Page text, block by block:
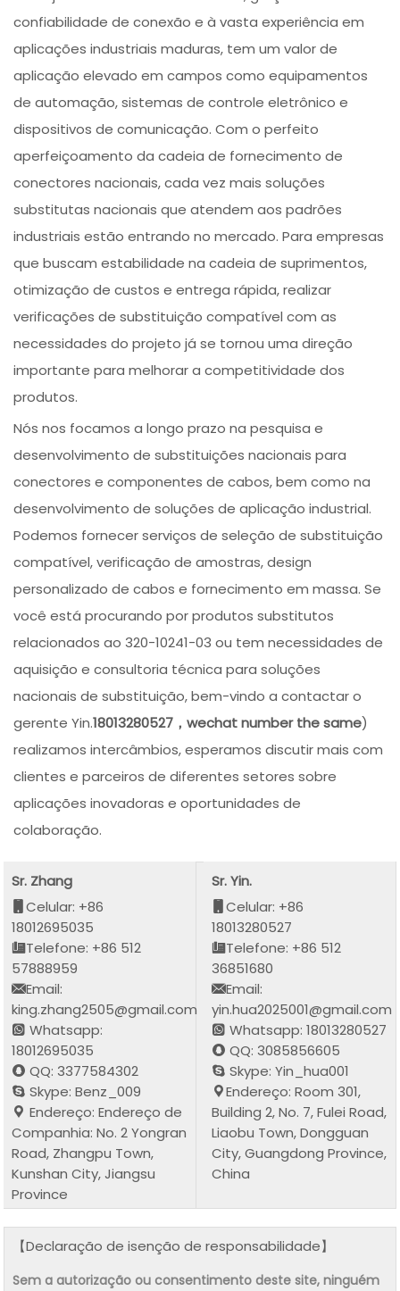
confiabilidade de conexão e à vasta experiência em
aplicações industriais maduras, tem um valor de
aplicação elevado em campos como equipamentos
de automação, sistemas de controle eletrônico e
dispositivos de comunicação. Com o perfeito
aperfeiçoamento da cadeia de fornecimento de
conectores nacionais, cada vez mais soluções
substitutas nacionais que atendem aos padrões
industriais estão entrando no mercado. Para empresas
que buscam estabilidade na cadeia de suprimentos,
otimização de custos e entrega rápida, realizar
verificações de substituição compatível com as
necessidades do projeto já se tornou uma direção
importante para melhorar a competitividade dos
produtos.
Nós nos focamos a longo prazo na pesquisa e
desenvolvimento de substituições nacionais para
conectores e componentes de cabos, bem como na
desenvolvimento de soluções de aplicação industrial.
Podemos fornecer serviços de seleção de substituição
compatível, verificação de amostras, design
personalizado de cabos e fornecimento em massa. Se
você está procurando por produtos substitutos
relacionados ao 320-10241-03 ou tem necessidades de
aquisição e consultoria técnica para soluções
nacionais de substituição, bem-vindo a contactar o
gerente Yin.18013280527，wechat number the same)
realizamos intercâmbios, esperamos discutir mais com
clientes e parceiros de diferentes setores sobre
aplicações inovadoras e oportunidades de
colaboração.
Sr. Zhang
Celular: +86
18012695035
Telefone: +86 512
57888959
Email:
king.zhang2505@gmail.com
Whatsapp:
18012695035
QQ: 3377584302
Skype: Benz_009
Endereço: Endereço de
Companhia: No. 2 Yongran
Road, Zhangpu Town,
Kunshan City, Jiangsu
Province
Sr. Yin.
Celular: +86
18013280527
Telefone: +86 512
36851680
Email:
yin.hua2025001@gmail.com
Whatsapp: 18013280527
QQ: 3085856605
Skype: Yin_hua001
Endereço: Room 301,
Building 2, No. 7, Fulei Road,
Liaobu Town, Dongguan
City, Guangdong Province,
China
【Declaração de isenção de responsabilidade】
Sem a autorização ou consentimento deste site, ninguém